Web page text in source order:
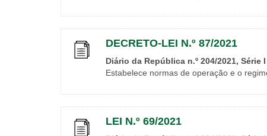
DECRETO-LEI N.º 87/2021
Diário da República n.º 204/2021, Série
Estabelece normas de operação e o
LEI N.º 69/2021